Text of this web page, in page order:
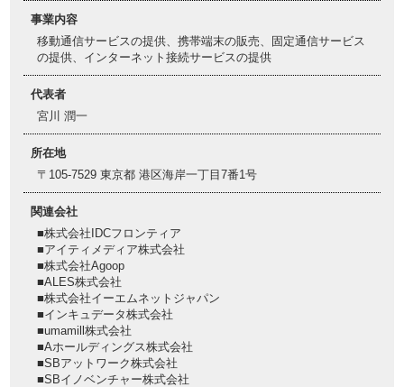
事業内容
移動通信サービスの提供、携帯端末の販売、固定通信サービス
の提供、インターネット接続サービスの提供
代表者
宮川 潤一
所在地
〒105-7529 東京都 港区海岸一丁目7番1号
関連会社
■株式会社IDCフロンティア
■アイティメディア株式会社
■株式会社Agoop
■ALES株式会社
■株式会社イーエムネットジャパン
■インキュデータ株式会社
■umamill株式会社
■Aホールディングス株式会社
■SBアットワーク株式会社
■SBイノベンチャー株式会社